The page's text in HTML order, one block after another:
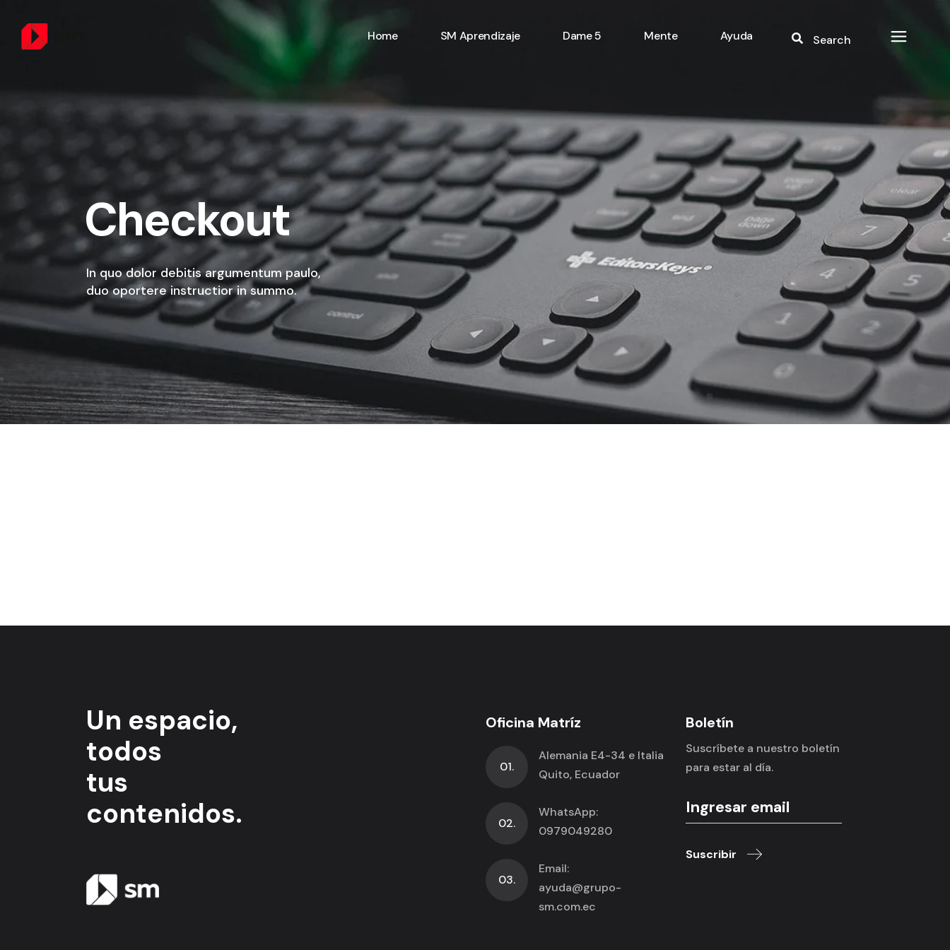
Home SM Aprendizaje Dame 5 Mente Ayuda Search
Checkout
In quo dolor debitis argumentum paulo,
duo oportere instructior in summo.
Un espacio,
todos
tus
contenidos.
Oficina Matríz
01.
Alemania E4-34 e Italia
Quito, Ecuador
02.
WhatsApp:
0979049280
03.
Email:
ayuda@grupo-
sm.com.ec
Boletín
Suscríbete a nuestro boletín
para estar al día.
Suscribir